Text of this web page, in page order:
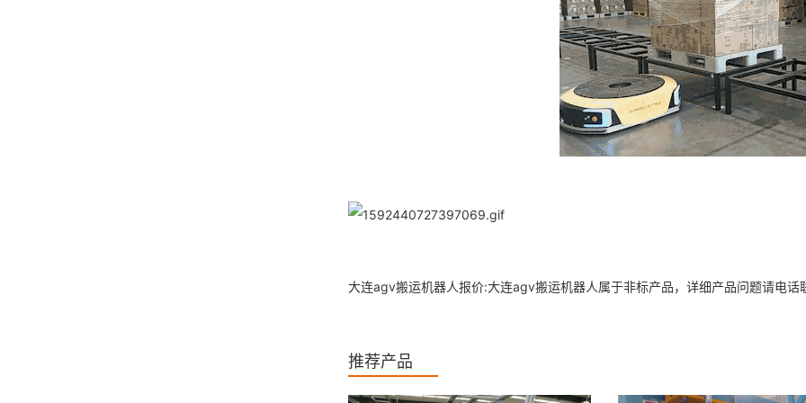
大连agv搬运机器人报价:大连agv搬运机器人属于非标产品，详细产品问题请电话
推荐产品